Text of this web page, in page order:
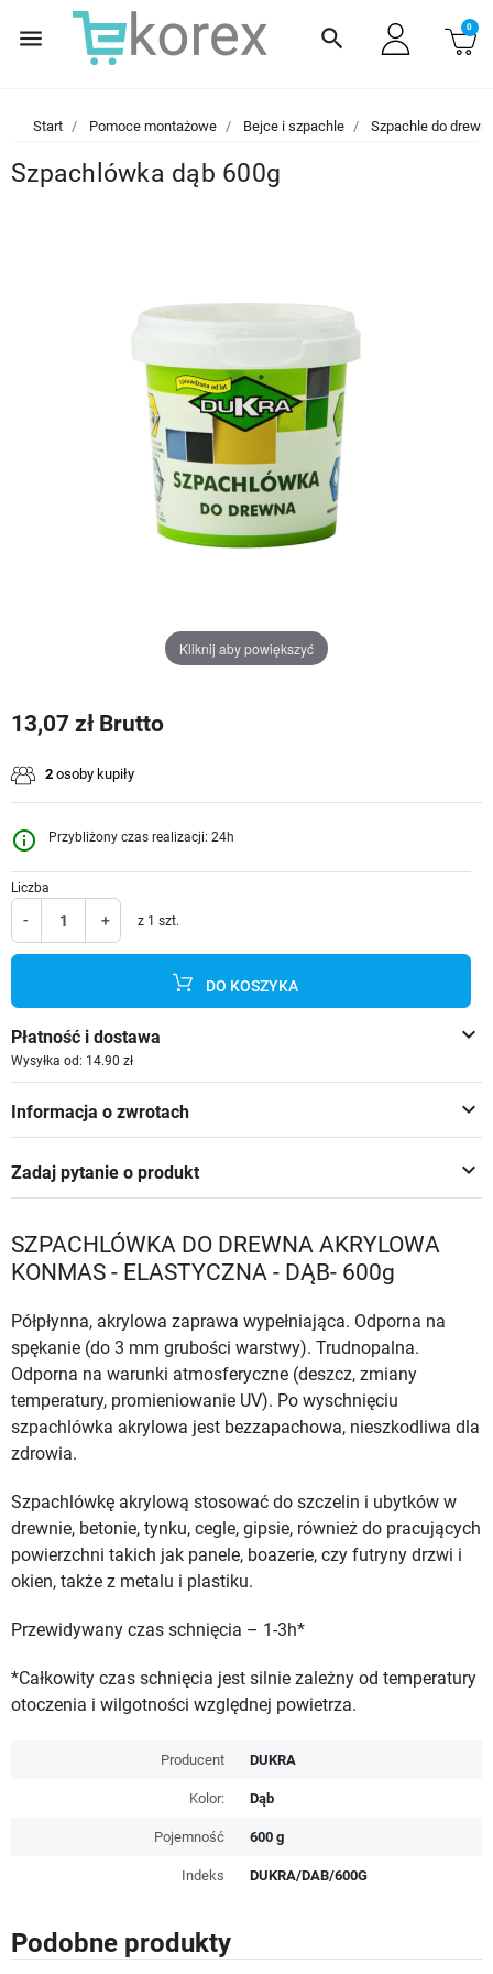
menu search 0
Start Pomoce montażowe Bejce i szpachle Szpachle do
Szpachlówka dąb 600g
Kliknij aby powiększyć
13,07 zł Brutto
2 osoby kupiły
info_outline Przybliżony czas realizacji: 24h
Liczba
- + z 1 szt.
DO KOSZYKA
keyboard_arrow_down
Płatność i dostawa
Wysyłka od: 14.90 zł
keyboard_arrow_down
Informacja o zwrotach
keyboard_arrow_down
Zadaj pytanie o produkt
SZPACHLÓWKA DO DREWNA AKRYLOWA
KONMAS - ELASTYCZNA - DĄB- 600g
Półpłynna, akrylowa zaprawa wypełniająca. Odporna na
spękanie (do 3 mm grubości warstwy). Trudnopalna.
Odporna na warunki atmosferyczne (deszcz, zmiany
temperatury, promieniowanie UV). Po wyschnięciu
szpachlówka akrylowa jest bezzapachowa, nieszkodliwa dla
zdrowia.
Szpachlówkę akrylową stosować do szczelin i ubytków w
drewnie, betonie, tynku, cegle, gipsie, również do pracujących
powierzchni takich jak panele, boazerie, czy futryny drzwi i
okien, także z metalu i plastiku.
Przewidywany czas schnięcia – 1-3h*
*Całkowity czas schnięcia jest silnie zależny od temperatury
otoczenia i wilgotności względnej powietrza.
Producent DUKRA
Kolor: Dąb
Pojemność 600 g
Indeks DUKRA/DAB/600G
Podobne produkty